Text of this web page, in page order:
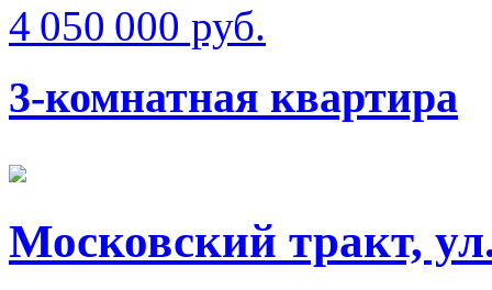
4 050 000 руб.
3-комнатная квартира
Московский тракт,